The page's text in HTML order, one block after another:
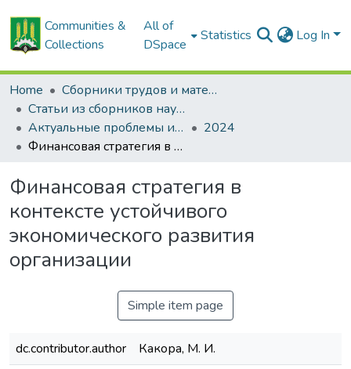
Communities &
Collections
All of
DSpace
Statistics Log In
Home
Сборники трудов и материалов конференций
Статьи из сборников научных трудов
Актуальные проблемы инновационного развития агропромышленного комплекса Беларуси
2024
Финансовая стратегия в контексте устойчивого экономического развития организации
Финансовая стратегия в
контексте устойчивого
экономического развития
организации
Simple item page
dc.contributor.author
Какора, М. И.